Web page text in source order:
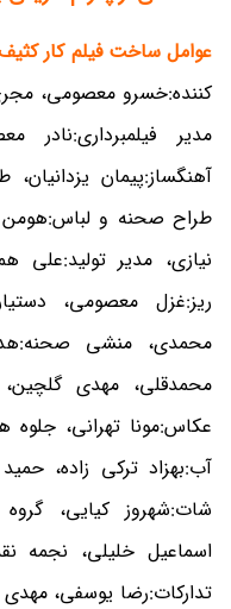
عوامل ساخت فیلم کار کثیف
کننده:خسرو معصومی،
مدیر
آهنگساز:پیمان
طراح صحنه و لباس:هومن
نیازی، مدیر تولید:علی
ریز:غزل معصومی،
محمدی، منشی
محمدقلی، مهدی گلچین،
عکاس:مونا تهرانی، جلوه
آب:بهزاد ترکی زاده،
شات:شهروز کیایی،
اسماعیل خلیلی، نجمه
تدارکات:رضا یوسفی،